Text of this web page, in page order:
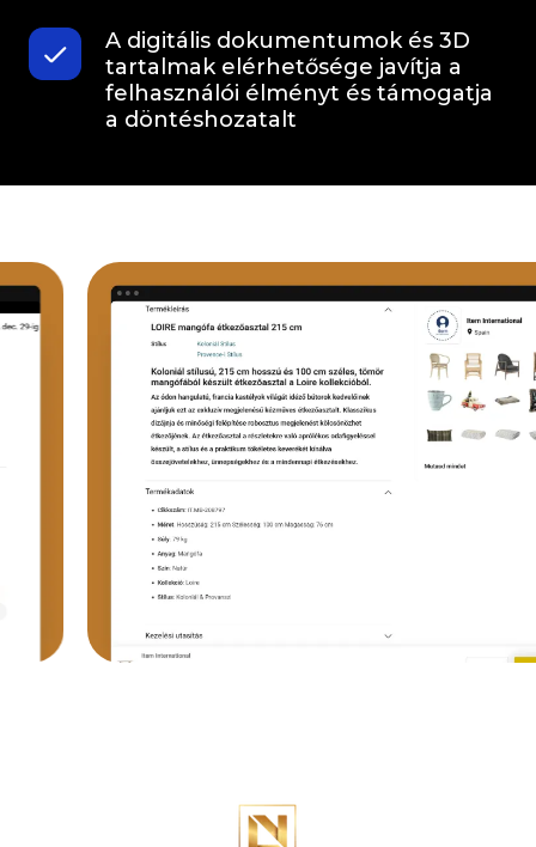
A digitális dokumentumok és 3D
tartalmak elérhetősége javítja a
felhasználói élményt és támogatja
a döntéshozatalt